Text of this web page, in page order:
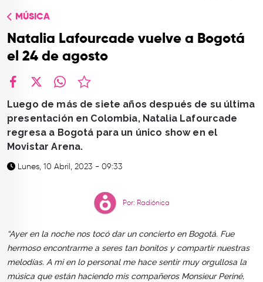
CONTACTO
MÚSICA
Natalia Lafourcade vuelve a Bogotá
el 24 de agosto
Luego de más de siete años después de su última
presentación en Colombia, Natalia Lafourcade
regresa a Bogotá para un único show en el
Movistar Arena.
Lunes, 10 Abril, 2023 - 09:33
Por: Radiónica
“Ayer en la noche nos tocó dar un concierto en Bogotá. Fue
hermoso encontrarme a seres tan bonitos y compartir nuestras
melodías. A mi en lo personal me hace sentir muy orgullosa la
música que están haciendo mis compañeros Monsieur Periné,